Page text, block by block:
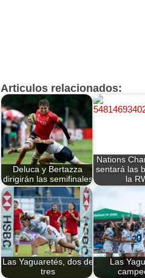
Articulos relacionados:
Deluca y Bertazza
dirigirán las semifinales
Nations
sentará las
la
Las Yaguaretés, dos de
tres
Las